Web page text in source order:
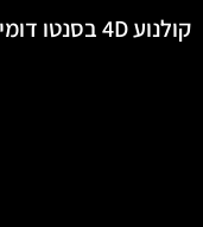
קולנוע 4D בסנטו דומינגו